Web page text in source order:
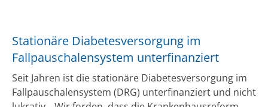
Stationäre Diabetesversorgung im
Fallpauschalensystem unterfinanziert
Seit Jahren ist die stationäre Diabetesversorgung im
Fallpauschalensystem (DRG) unterfinanziert und nicht